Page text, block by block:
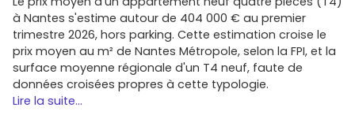
Vivre dans le neuf , tu peux filtrer par promoteur,
typologie et localisation pour gagner un temps précieux.
Comment lancer ton projet
d'immobilier neuf à Ambilly
Pour démarrer ton projet dans les meilleures conditions,
à Nantes s'estime autour de 404 000 € au premier
trimestre 2026, hors parking. Cette estimation croise le
prix moyen au m² de Nantes Métropole, selon la FPI, et la
surface moyenne régionale d'un T4 neuf, faute de
données croisées propres à cette typologie.
Lire la suite...